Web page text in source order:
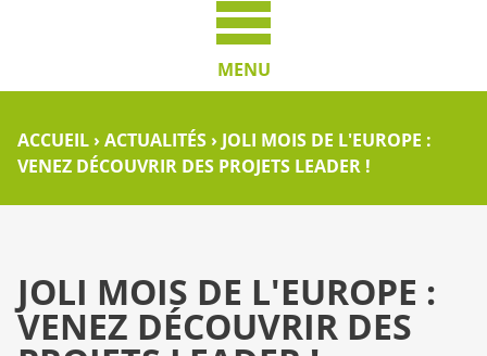
MENU
ACCUEIL ›ACTUALITÉS › JOLI MOIS DE L'EUROPE :
VENEZ DÉCOUVRIR DES PROJETS LEADER !
JOLI MOIS DE L'EUROPE :
VENEZ DÉCOUVRIR DES